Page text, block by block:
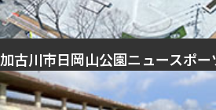
加古川市日岡山公園ニュースポー